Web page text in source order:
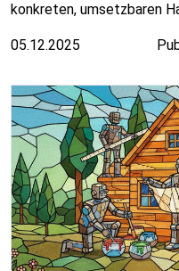
konkreten, umsetzbaren
05.12.2025